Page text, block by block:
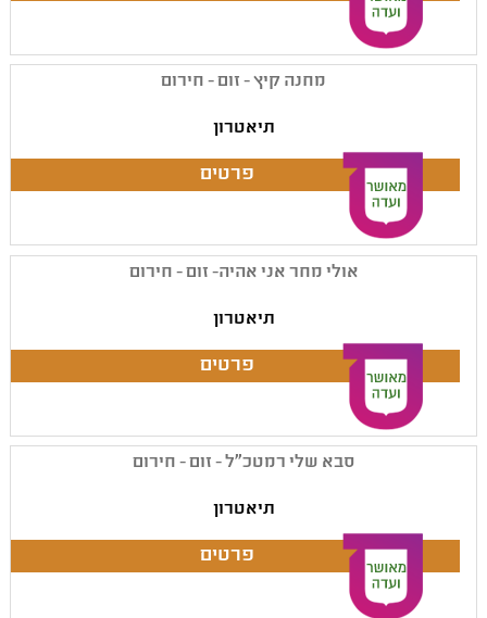
מחנה קיץ - זום - חירום
תיאטרון
אולי מחר אני אהיה- זום - חירום
תיאטרון
סבא שלי רמטכ"ל - זום - חירום
תיאטרון